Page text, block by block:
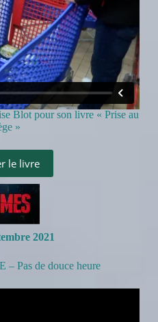
Blot pour son livre « Prise au
»
le livre
2021
Pas de douce heure